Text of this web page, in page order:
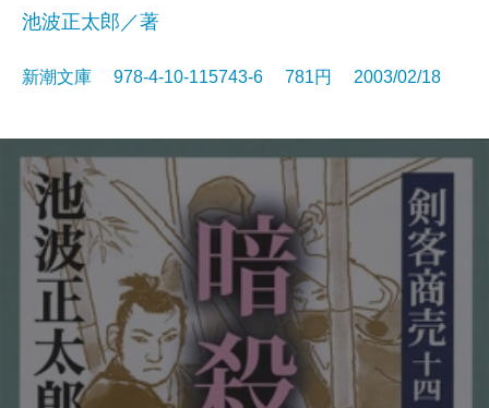
池波正太郎／著
新潮文庫 978-4-10-115743-6 781円 2003/02/18